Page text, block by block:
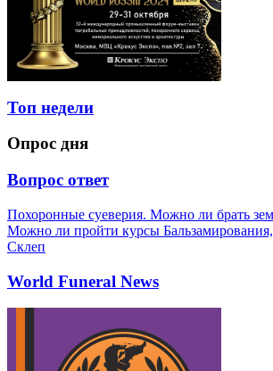
Топ недели
Опрос дня
Вопрос ответ
Похоронные суеверия. Можно ли брать
Можно ли пройти курсы
Склеп
World Funeral News